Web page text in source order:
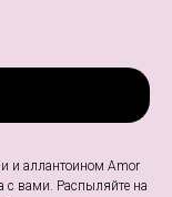
и аллантоином Amor
с вами. Распыляйте на